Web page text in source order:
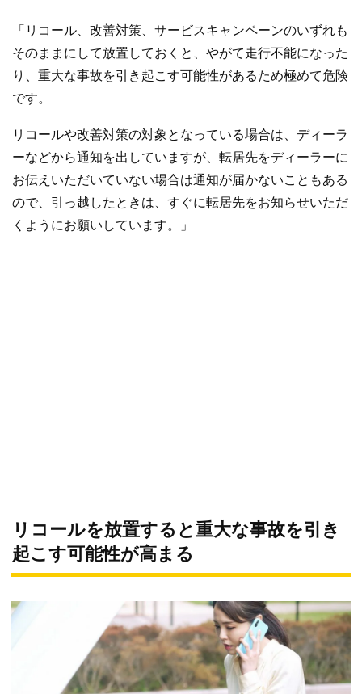
「リコール、改善対策、サービスキャンペーンのいずれも
そのままにして放置しておくと、やがて走行不能になった
り、重大な事故を引き起こす可能性があるため極めて危険
です。
リコールや改善対策の対象となっている場合は、ディーラ
ーなどから通知を出していますが、転居先をディーラーに
お伝えいただいていない場合は通知が届かないこともある
ので、引っ越したときは、すぐに転居先をお知らせいただ
くようにお願いしています。」
リコールを放置すると重大な事故を引き
起こす可能性が高まる